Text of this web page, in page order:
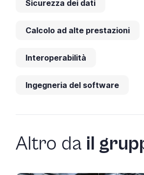
Sicurezza dei dati
Calcolo ad alte prestazioni
Interoperabilità
Ingegneria del software
Altro da il